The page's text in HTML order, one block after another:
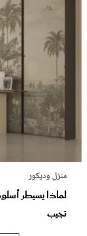
منزل وديكور
لماذا يسيطر
تجيب